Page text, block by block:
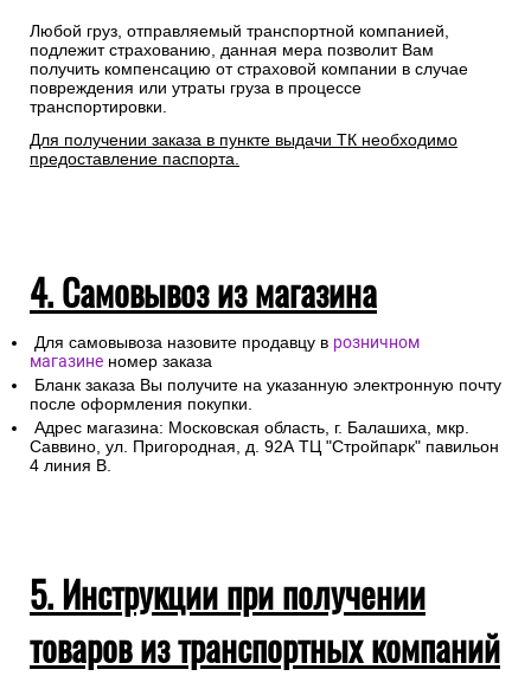
Любой груз, отправляемый транспортной компанией,
подлежит страхованию, данная мера позволит Вам
получить компенсацию от страховой компании в случае
повреждения или утраты груза в процессе
транспортировки.
Для получении заказа в пункте выдачи ТК необходимо
предоставление паспорта.
4. Самовывоз из магазина
Для самовывоза назовите продавцу в розничном
магазине номер заказа
Бланк заказа Вы получите на указанную электронную почту
после оформления покупки.
Адрес магазина: Московская область, г. Балашиха, мкр.
Саввино, ул. Пригородная, д. 92А ТЦ "Стройпарк" павильон
4 линия В.
5. Инструкции при получении
товаров из транспортных компаний